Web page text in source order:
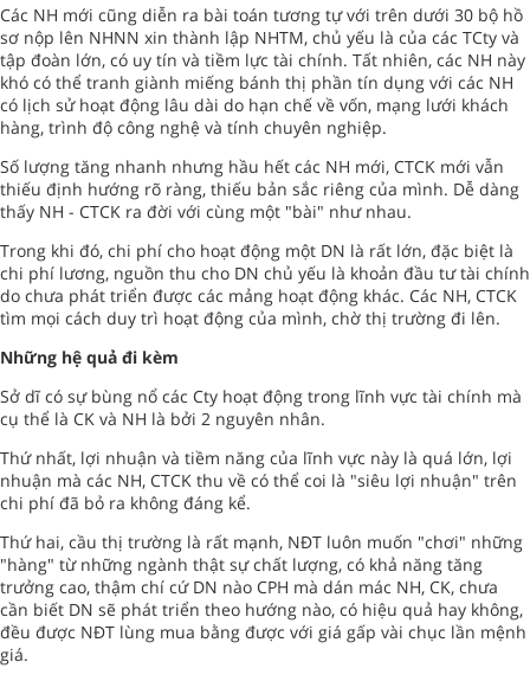
Các NH mới cũng diễn ra bài toán tương tự với trên dưới 30 bộ hồ
sơ nộp lên NHNN xin thành lập NHTM, chủ yếu là của các TCty và
tập đoàn lớn, có uy tín và tiềm lực tài chính. Tất nhiên, các NH này
khó có thể tranh giành miếng bánh thị phần tín dụng với các NH
có lịch sử hoạt động lâu dài do hạn chế về vốn, mạng lưới khách
hàng, trình độ công nghệ và tính chuyên nghiệp.
Số lượng tăng nhanh nhưng hầu hết các NH mới, CTCK mới vẫn
thiếu định hướng rõ ràng, thiếu bản sắc riêng của mình. Dễ dàng
thấy NH - CTCK ra đời với cùng một "bài" như nhau.
Trong khi đó, chi phí cho hoạt động một DN là rất lớn, đặc biệt là
chi phí lương, nguồn thu cho DN chủ yếu là khoản đầu tư tài chính
do chưa phát triển được các mảng hoạt động khác. Các NH, CTCK
tìm mọi cách duy trì hoạt động của mình, chờ thị trường đi lên.
Những hệ quả đi kèm
Sở dĩ có sự bùng nổ các Cty hoạt động trong lĩnh vực tài chính mà
cụ thể là CK và NH là bởi 2 nguyên nhân.
Thứ nhất, lợi nhuận và tiềm năng của lĩnh vực này là quá lớn, lợi
nhuận mà các NH, CTCK thu về có thể coi là "siêu lợi nhuận" trên
chi phí đã bỏ ra không đáng kể.
Thứ hai, cầu thị trường là rất mạnh, NĐT luôn muốn "chơi" những
"hàng" từ những ngành thật sự chất lượng, có khả năng tăng
trưởng cao, thậm chí cứ DN nào CPH mà dán mác NH, CK, chưa
cần biết DN sẽ phát triển theo hướng nào, có hiệu quả hay không,
đều được NĐT lùng mua bằng được với giá gấp vài chục lần mệnh
giá.